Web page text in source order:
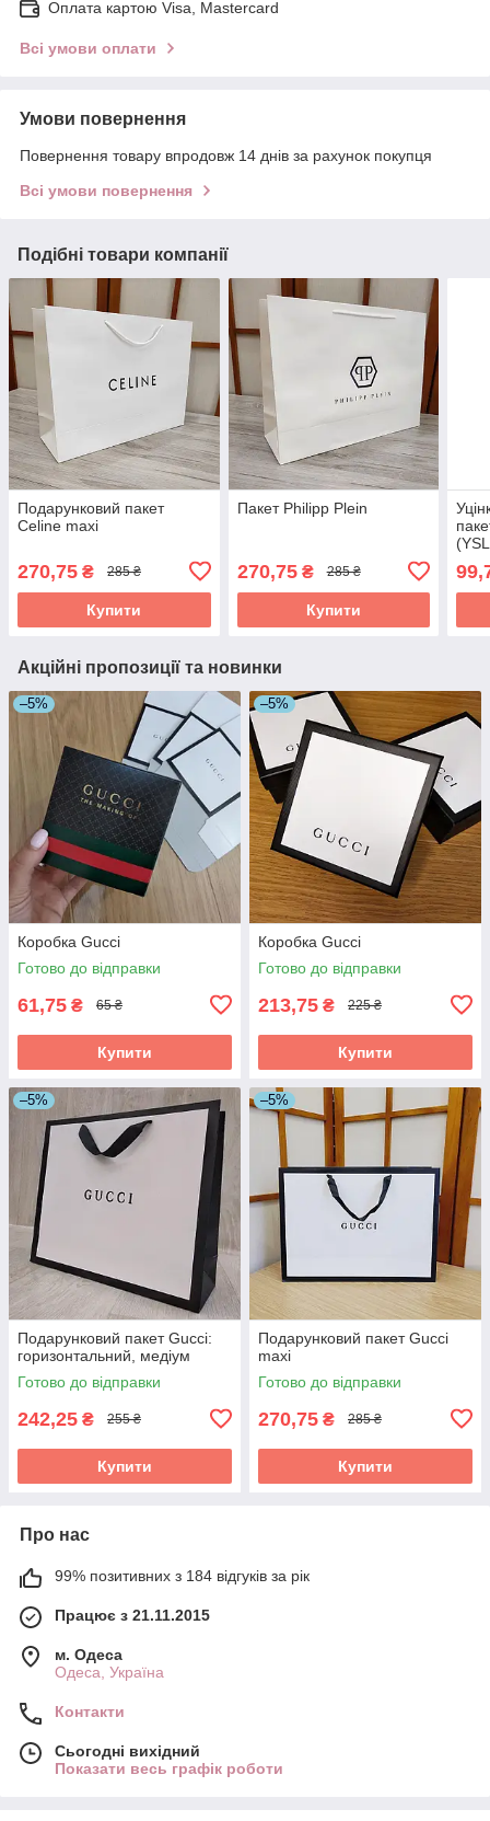
Оплата картою Visa, Mastercard
Всі умови оплати
Умови повернення
Повернення товару впродовж 14 днів за рахунок покупця
Всі умови повернення
Подібні товари компанії
Подарунковий пакет
Celine maxi
270,75 ₴ 285 ₴
Купити
Пакет Philipp Plein
270,75₴ 285 ₴
Купити
Акційні пропозиції та новинки
–5%
Коробка Gucci
Готово до відправки
61,75 ₴ 65 ₴
Купити
–5%
Коробка Gucci
Готово до відправки
213,75 ₴ 225 ₴
Купити
–5%
Подарунковий пакет Gucci:
горизонтальний, медіум
Готово до відправки
242,25 ₴ 255 ₴
Купити
–5%
Подарунковий пакет Guccі
maxi
Готово до відправки
270,75 ₴ 285 ₴
Купити
Про нас
99% позитивних з 184 відгуків за рік
Працює з 21.11.2015
м. Одеса
Одеса, Україна
Контакти
Сьогодні вихідний
Показати весь графік роботи